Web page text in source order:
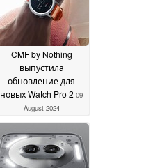
September 2024
CMF by Nothing
выпустила
обновление для
новых Watch Pro 2 09
August 2024